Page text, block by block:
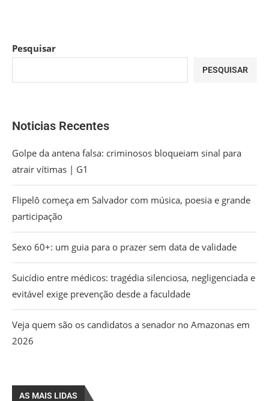
Pesquisar
PESQUISAR
Noticias Recentes
Golpe da antena falsa: criminosos bloqueiam sinal para
atrair vítimas | G1
Flipelô começa em Salvador com música, poesia e grande
participação
Sexo 60+: um guia para o prazer sem data de validade
Suicídio entre médicos: tragédia silenciosa, negligenciada e
evitável exige prevenção desde a faculdade
Veja quem são os candidatos a senador no Amazonas em
2026
AS MAIS LIDAS